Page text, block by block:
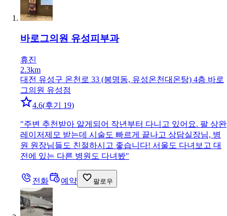
바로그의원 유성피부과
휴진
2.3km
대전 유성구 온천로 33 (봉명동, 유성온천대온탕) 4층 바로
그의원 유성점
4.6(후기 19)
"주변 추천받아 알게되어 작년부터 다니고 있어요. 팔 상완
레이저제모 받는데 시술도 빠르게 끝나고 상담실장님, 병
원 원장님들도 친절하시고 좋습니다! 서울도 다녀보고 대
전에 있는 다른 병원도 다녀봤"
전화 예약 팔로우